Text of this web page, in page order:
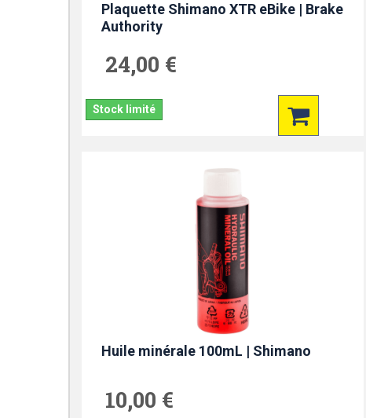
Plaquette Shimano XTR eBike | Brake
Authority
24,00 €
Stock limité
Huile minérale 100mL | Shimano
10,00 €